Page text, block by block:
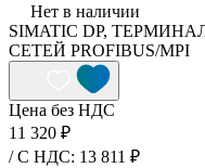
Нет в наличии
SIMATIC DP,
СЕТЕЙ PROFIBUS/MPI
Цена без НДС
11 320 ₽
/ C НДС: 13 811 ₽